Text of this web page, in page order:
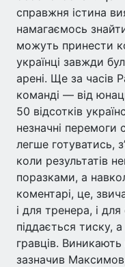
справжня істина
намагаємось знайти
можуть принести
українці завжди
арені. Ще за часів
команді — від
50 відсотків
незначні
легше готуватись,
коли результатів
поразками, а
коментарі, це,
і для тренера, і
піддається тиску,
гравців.
зазначив